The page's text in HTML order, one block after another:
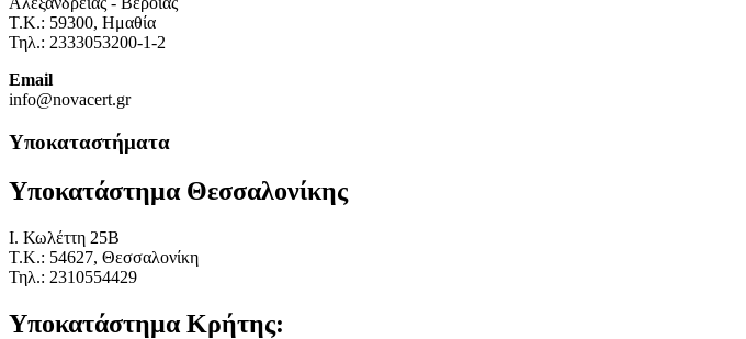
Τ.Κ.: 59300, Ημαθία
Τηλ.: 2333053200-1-2
Email
info@novacert.gr
Υποκαταστήματα
Υποκατάστημα Θεσσαλονίκης
I. Κωλέττη 25Β
Τ.Κ.: 54627, Θεσσαλονίκη
Τηλ.: 2310554429
Υποκατάστημα Κρήτης: